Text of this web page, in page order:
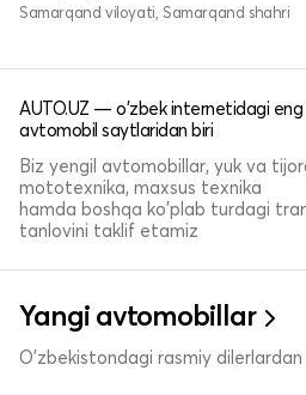
Samarqand viloyati, Samarqand shahri
AUTO.UZ — o'zbek internetidagi
avtomobil saytlaridan biri
Biz yengil avtomobillar, yuk va
mototexnika, maxsus texnika
hamda boshqa ko'plab turdagi
tanlovini taklif etamiz
Yangi avtomobillar
O'zbekistondagi rasmiy